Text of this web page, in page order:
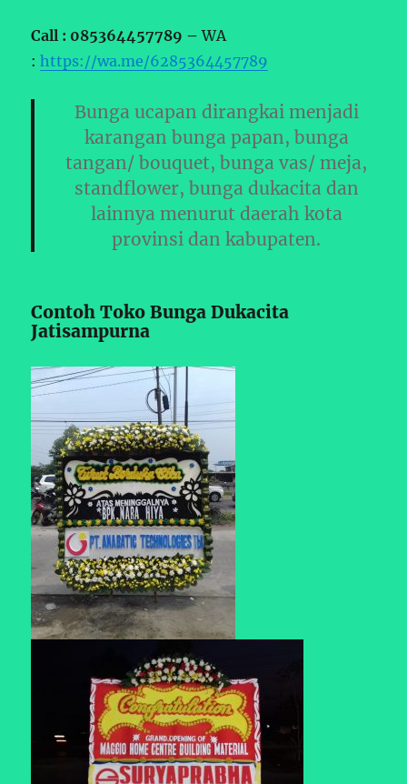
Call : 085364457789 –WA
:https://wa.me/6285364457789
Bunga ucapan dirangkai menjadi
karangan bunga papan, bunga
tangan/ bouquet, bunga vas/ meja,
standflower, bunga dukacita dan
lainnya menurut daerah kota
provinsi dan kabupaten.
Contoh Toko Bunga Dukacita
Jatisampurna